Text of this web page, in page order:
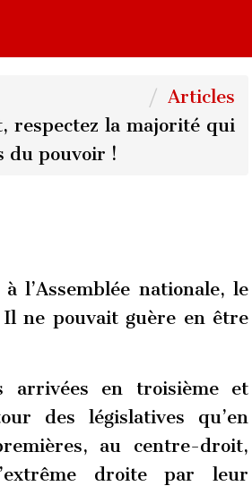
Articles
respectez la majorité qui
du pouvoir !
l’Assemblée nationale, le
ne pouvait guère en être
arrivées en troisième et
des législatives qu’en
au centre-droit,
droite par leur